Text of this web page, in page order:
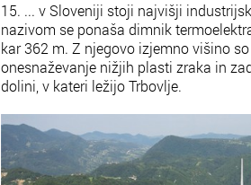
15. ... v Sloveniji stoji najvišji
nazivom se ponaša dimnik
kar 362 m. Z njegovo izjemno višino
onesnaževanje nižjih plasti zraka in
dolini, v kateri ležijo Trbovlje.